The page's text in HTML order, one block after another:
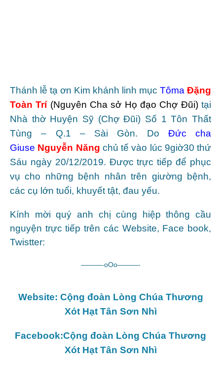
Thánh lễ tạ ơn Kim khánh linh mục Tôma Đặng
Toàn Trí (Nguyên Cha sở Họ đạo Chợ Đũi)tại
Nhà thờ Huyện Sỹ (Chợ Đũi) Số 1 Tôn Thất
Tùng – Q.1 – Sài Gòn. Do Đức cha
Giuse Nguyễn Năng chủ tế vào lúc 9giờ30 thứ
Sáu ngày 20/12/2019. Được trực tiếp để phục
vụ cho những bệnh nhân trên giường bệnh,
các cụ lớn tuổi, khuyết tật, đau yếu.
Kính mời quý anh chị cùng hiệp thông cầu
nguyện trực tiếp trên các Website, Face book,
Twistter:
———-oOo———-
Website: Cộng đoàn Lòng Chúa Thương
Xót Hạt Tân Sơn Nhì
Facebook:Cộng đoàn Lòng Chúa Thương
Xót Hạt Tân Sơn Nhì